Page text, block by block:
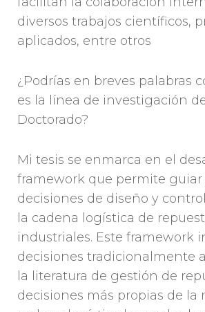
diversos trabajos científicos,
aplicados, entre otros
¿Podrías en breves palabras
es la línea de investigación
Doctorado?
Mi tesis se enmarca en el
framework que permite guiar
decisiones de diseño y
la cadena logística de
industriales. Este framework
decisiones tradicionalmente
la literatura de gestión de
decisiones más propias de la